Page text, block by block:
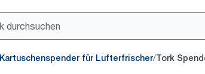
Kartuschenspender für Lufterfrischer/Tork